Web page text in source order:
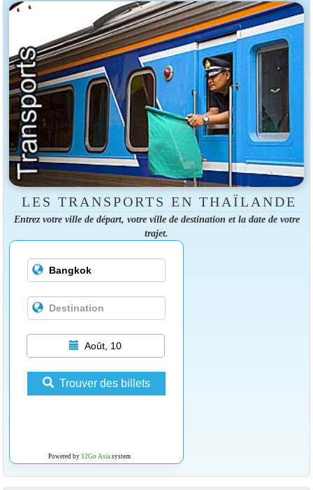
LES TRANSPORTS EN THAÏLANDE
Entrez votre ville de départ, votre ville de destination et la date de votre
trajet.
Août, 10
Trouver des billets
Powered by 12Go Asiasystem